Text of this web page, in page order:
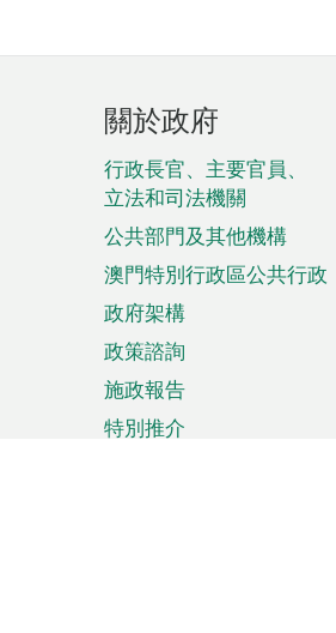
頁
腳
菜
單
關於政府
行政長官、主要官員、
立法和司法機關
公共部門及其他機構
澳門特別行政區公共行政
政府架構
政策諮詢
施政報告
特別推介